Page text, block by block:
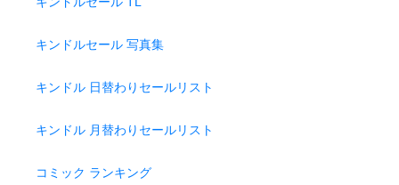
キンドルセール 写真集
キンドル 日替わりセールリスト
キンドル 月替わりセールリスト
コミック ランキング